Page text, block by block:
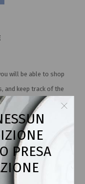
will be able to shop
and keep track of the
made.
PRESA